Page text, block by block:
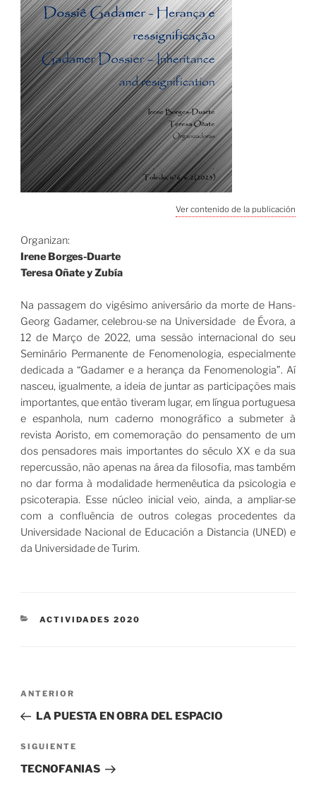
Ver contenido de la publicación
Organizan:
Irene Borges-Duarte
Teresa Oñate y Zubía
Na passagem do vigésimo aniversário da morte de Hans-
Georg Gadamer, celebrou-se na Universidade de Évora, a
12 de Março de 2022, uma sessão internacional do seu
Seminário Permanente de Fenomenologia, especialmente
dedicada a “Gadamer e a herança da Fenomenologia”. Aí
nasceu, igualmente, a ideia de juntar as participações mais
importantes, que então tiveram lugar, em língua portuguesa
e espanhola, num caderno monográfico a submeter à
revista Aoristo, em comemoração do pensamento de um
dos pensadores mais importantes do século XX e da sua
repercussão, não apenas na área da filosofia, mas também
no dar forma à modalidade hermenêutica da psicologia e
psicoterapia. Esse núcleo inicial veio, ainda, a ampliar-se
com a confluência de outros colegas procedentes da
Universidade Nacional de Educación a Distancia (UNED) e
da Universidade de Turim.
CATEGORÍAS
ACTIVIDADES 2020
Navegación
entradas
Entrada
anterior:
ANTERIOR
LA PUESTA EN OBRA DEL ESPACIO
Siguiente
entrada
SIGUIENTE
TECNOFANIAS